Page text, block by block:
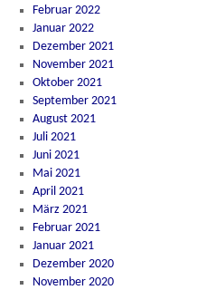
Februar 2022
Januar 2022
Dezember 2021
November 2021
Oktober 2021
September 2021
August 2021
Juli 2021
Juni 2021
Mai 2021
April 2021
März 2021
Februar 2021
Januar 2021
Dezember 2020
November 2020